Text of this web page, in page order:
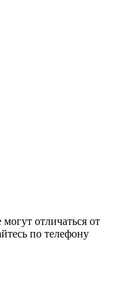
отличаться от
по телефону